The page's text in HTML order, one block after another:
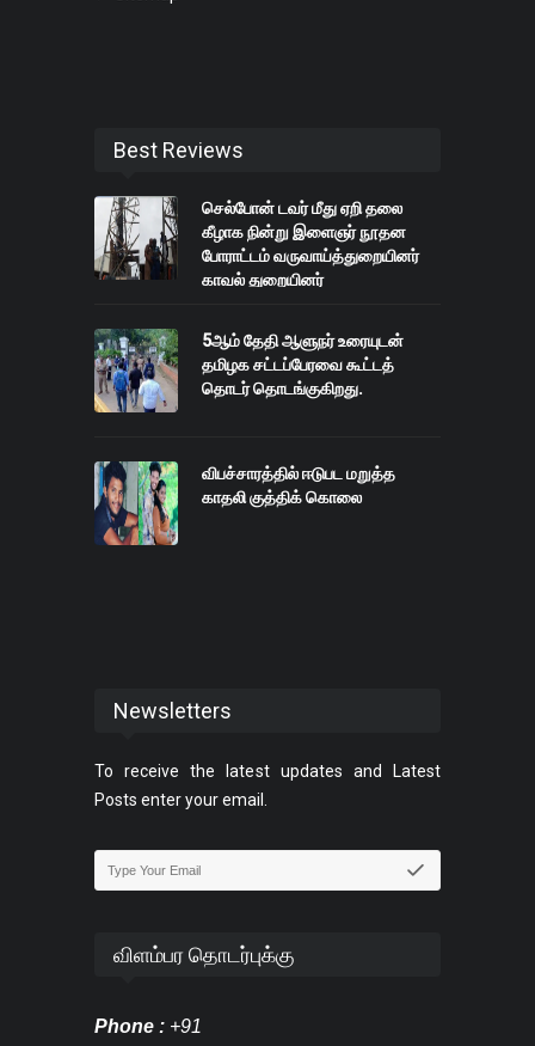
Best Reviews
செல்போன் டவர் மீது ஏறி தலை
கீழாக நின்று இளைஞர் நூதன
போராட்டம் வருவாய்த்துறையினர்
காவல் துறையினர்
கைவிடப்பட்டது
5ஆம் தேதி ஆளுநர் உரையுடன்
தமிழக சட்டப்பேரவை கூட்டத்
தொடர் தொடங்குகிறது.
விபச்சாரத்தில் ஈடுபட மறுத்த
காதலி குத்திக் கொலை
Newsletters
To receive the latest updates and Latest
Posts enter your email.
விளம்பர தொடர்புக்கு
Phone : +91